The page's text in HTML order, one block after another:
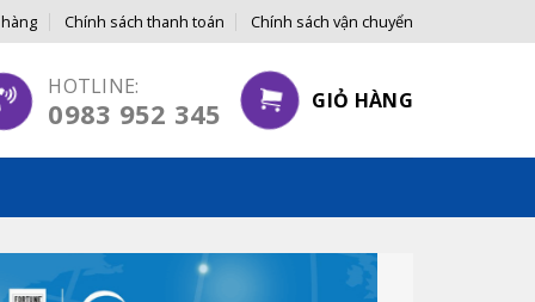
Chính sách thanh toán Chính sách vận chuyển
ĐẾN TAY NGƯỜI TIÊU DÙNG
HOTLINE:
0983 952 345 GIỎ HÀNG